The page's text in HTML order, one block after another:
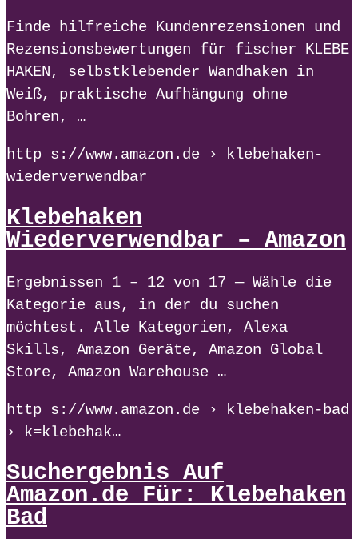
Finde hilfreiche Kundenrezensionen und
Rezensionsbewertungen für fischer KLEBE
HAKEN, selbstklebender Wandhaken in
Weiß, praktische Aufhängung ohne
Bohren, …
http s://www.amazon.de › klebehaken-
wiederverwendbar
Klebehaken
Wiederverwendbar – Amazon
Ergebnissen 1 – 12 von 17 — Wähle die
Kategorie aus, in der du suchen
möchtest. Alle Kategorien, Alexa
Skills, Amazon Geräte, Amazon Global
Store, Amazon Warehouse …
http s://www.amazon.de › klebehaken-bad
› k=klebehak…
Suchergebnis Auf
Amazon.de Für: Klebehaken
Bad